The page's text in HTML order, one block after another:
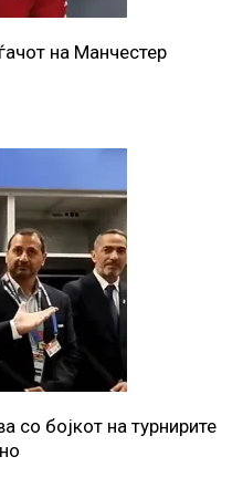
на Манчестер
со бојкот на турнирите